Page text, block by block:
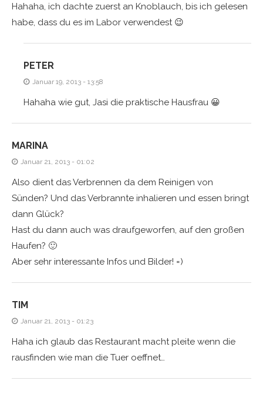
Hahaha, ich dachte zuerst an Knoblauch, bis ich gelesen
habe, dass du es im Labor verwendest 😉
PETER
Januar 19, 2013 - 13:58
Hahaha wie gut, Jasi die praktische Hausfrau 😀
MARINA
Januar 21, 2013 - 01:02
Also dient das Verbrennen da dem Reinigen von
Sünden? Und das Verbrannte inhalieren und essen bringt
dann Glück?
Hast du dann auch was draufgeworfen, auf den großen
Haufen? 🙂
Aber sehr interessante Infos und Bilder! =)
TIM
Januar 21, 2013 - 01:23
Haha ich glaub das Restaurant macht pleite wenn die
rausfinden wie man die Tuer oeffnet…